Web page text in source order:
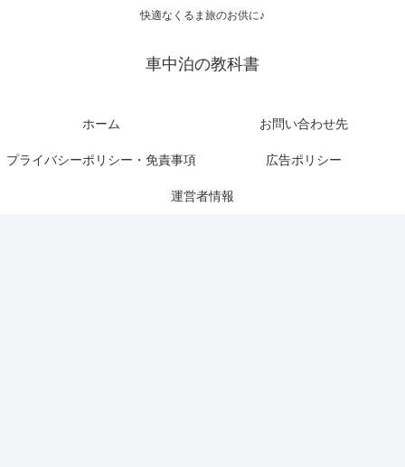
快適なくるま旅のお供に♪
車中泊の教科書
ホーム お問い合わせ先
プライバシーポリシー・免責事項 広告ポリシー
運営者情報